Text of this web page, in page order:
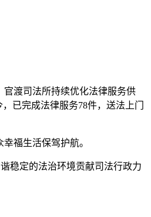
渡司法所持续优化法律服务供
已完成法律服务78件，送法上门
福生活保驾护航。
稳定的法治环境贡献司法行政力